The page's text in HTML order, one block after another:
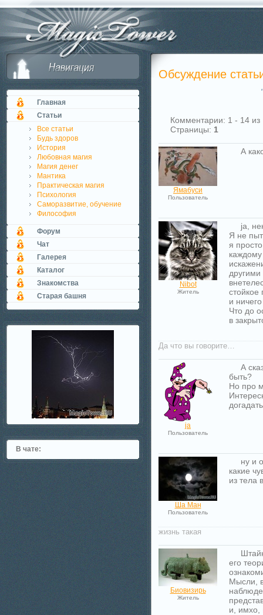
Главная
Статьи
Все статьи
Будь здоров
История
Любовная магия
Магия денег
Мантика
Практическая магия
Психология
Саморазвитие, обучение
Философия
Форум
Чат
Галерея
Каталог
Знакомства
Старая башня
В чате:
Обсуждение
Комментарии: 1 - 14 из
Страницы: 1
Ямабуси
Пользователь
А
Nibot
Житель
ja,
Я не
я
стойкое
и
Что до
в
Да что вы говорите…
ja
Пользователь
А
быть?
Но про
Ша Ман
Пользователь
ну и
какие
из тела
жизнь такая
Биовизирь
Житель
его
Мысли,
и, имхо,